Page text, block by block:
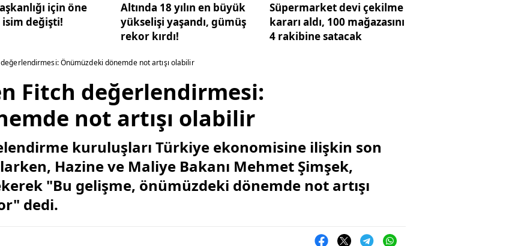
için öne
isim değişti!
Altında 18 yılın en büyük
yükselişi yaşandı, gümüş
rekor kırdı!
Süpermarket devi çekilme
kararı aldı, 100 mağazasını
4 rakibine satacak
Önümüzdeki dönemde not artışı olabilir
Fitch değerlendirmesi:
not artışı olabilir
kuruluşları Türkiye ekonomisine ilişkin son
Hazine ve Maliye Bakanı Mehmet Şimşek,
"Bu gelişme, önümüzdeki dönemde not artışı
dedi.